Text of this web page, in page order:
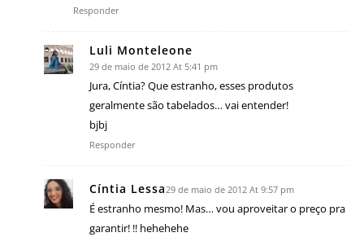
Responder
Luli Monteleone
29 de maio de 2012 At 5:41 pm
Jura, Cíntia? Que estranho, esses produtos
geralmente são tabelados… vai entender!
bjbj
Responder
Cíntia Lessa29 de maio de 2012 At 9:57 pm
É estranho mesmo! Mas… vou aproveitar o preço pra
garantir! !! hehehehe